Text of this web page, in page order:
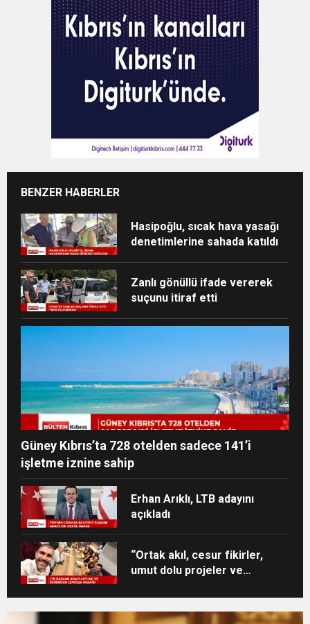
BENZER HABERLER
Hasipoğlu, sıcak hava yasağı
denetimlerine sahada katıldı
Zanlı gönüllü ifade vererek
suçunu itiraf etti
Güney Kıbrıs’ta 728 otelden sadece 141’i
işletme iznine sahip
Erhan Arıklı, LTB adayını
açıkladı
“Ortak akıl, cesur fikirler,
umut dolu projeler ve